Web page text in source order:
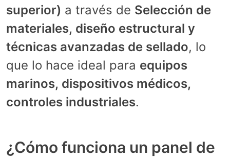
superior) a través de Selección de
materiales, diseño estructural y
técnicas avanzadas de sellado, lo
que lo hace ideal para equipos
marinos, dispositivos médicos,
controles industriales.
¿Cómo funciona un panel de